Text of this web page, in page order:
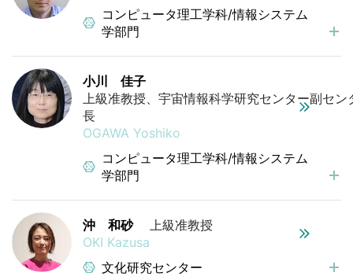
コンピュータ理工学科/情報システム
学部門
小川 佳子
上級准教授、宇宙情報科学研究センター副セン
OGAWA Yoshiko
コンピュータ理工学科/情報システム
学部門
沖 和砂
上級准教授
OKI Kazusa
文化研究センター